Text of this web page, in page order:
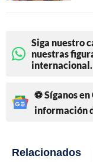
Siga nuestro
nuestras
internacional.
⚽ Síganos
información
Relacionados